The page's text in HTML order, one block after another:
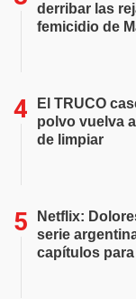
derribar las
femicidio de
El TRUCO
polvo vuelva
de limpiar
Netflix:
serie
capítulos